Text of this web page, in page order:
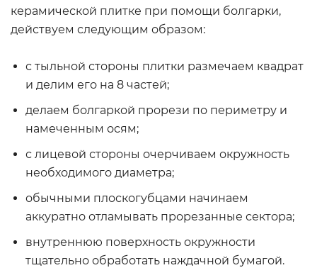
керамической плитке при помощи болгарки,
действуем следующим образом:
с тыльной стороны плитки размечаем квадрат
и делим его на 8 частей;
делаем болгаркой прорези по периметру и
намеченным осям;
с лицевой стороны очерчиваем окружность
необходимого диаметра;
обычными плоскогубцами начинаем
аккуратно отламывать прорезанные сектора;
внутреннюю поверхность окружности
тщательно обработать наждачной бумагой.